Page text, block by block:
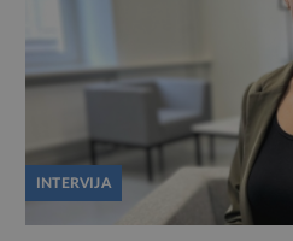
INTERVIJA